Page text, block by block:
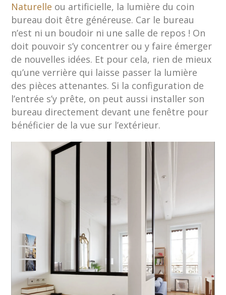
Naturelle ou artificielle, la lumière du coin
bureau doit être généreuse. Car le bureau
n’est ni un boudoir ni une salle de repos ! On
doit pouvoir s’y concentrer ou y faire émerger
de nouvelles idées. Et pour cela, rien de mieux
qu’une verrière qui laisse passer la lumière
des pièces attenantes. Si la configuration de
l’entrée s’y prête, on peut aussi installer son
bureau directement devant une fenêtre pour
bénéficier de la vue sur l’extérieur.